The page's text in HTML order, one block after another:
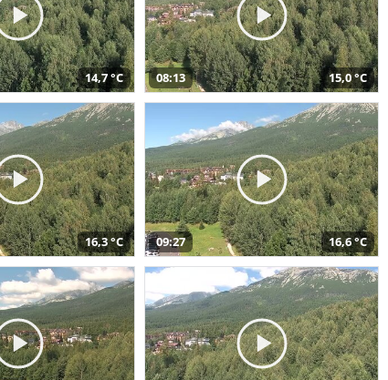
14,7 °C 08:13 15,0 °C
16,3 °C 09:27 16,6 °C